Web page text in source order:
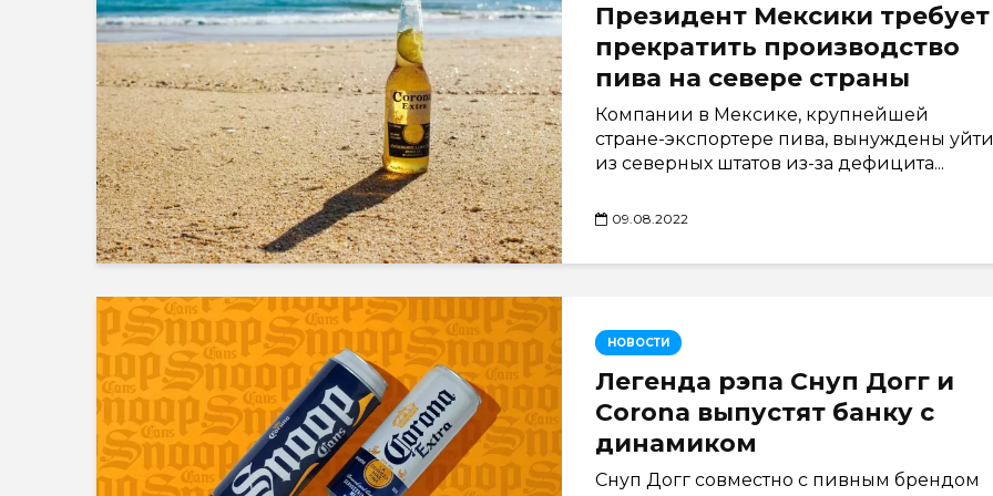
Президент Мексики требует
прекратить производство
пива на севере страны
Компании в Мексике, крупнейшей
стране-экспортере пива, вынуждены уйти
из северных штатов из-за дефицита...
09.08.2022
НОВОСТИ
Легенда рэпа Снуп Догг и
Corona выпустят банку с
динамиком
Cнуп Догг совместно с пивным брендом